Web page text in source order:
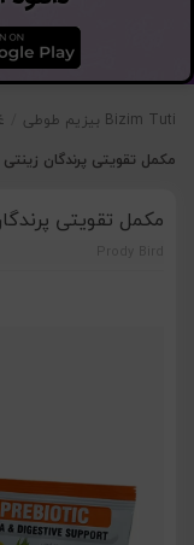
Bizim Tuti بیزیم طوطی
مکمل تقویتی پرندگان زینتی
مکمل تقویتی